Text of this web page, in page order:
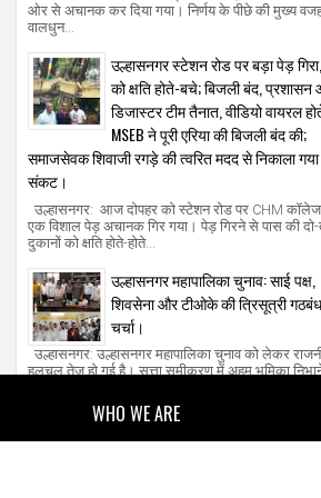
ओर से अचानक कर दिया गया। निर्णय के पीछे की मुख्य
वालधुन...
उल्हासनगर स्टेशन रोड पर बड़ा पेड़
को क्षति होते-बचे; बिजली बंद,
डिजास्टर टीम तैनात, वीडियो वायरल
MSEB ने पूरी एरिया की बिजली बंद की;
समाजसेवक शिवाजी रगड़े की त्वरित मदद से निकाला गया
संकट।
उल्हासनगर: आज दोपहर को स्टेशन रोड पर CHM
एक विशाल पेड़ अचानक गिर गया। पेड़ गिरने से पास की दो-
दुकानों को क्षति होते-होते...
उल्हासनगर महापालिका चुनाव: साई पक्ष,
शिवसेना और टीओके की त्रिसूत्री
चर्चा।
उल्हासनगर: उल्हासनगर महापालिका चुनाव को लेकर
हलचल तेज हो गई है। सत्ता समीकरण में अहम भूमिका
WHO WE ARE